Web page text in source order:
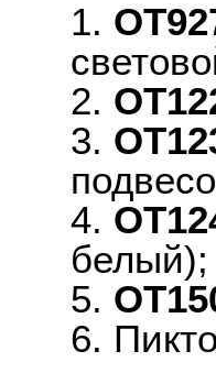
1.
2.
3.
4.
белый);
5.
6.